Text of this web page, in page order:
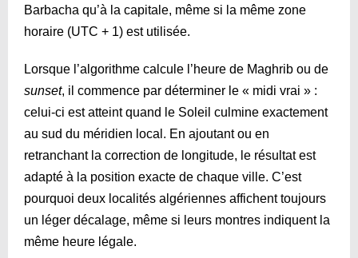
Barbacha qu’à la capitale, même si la même zone
horaire (UTC + 1) est utilisée.
Lorsque l’algorithme calcule l’heure de Maghrib ou de
sunset, il commence par déterminer le « midi vrai » :
celui-ci est atteint quand le Soleil culmine exactement
au sud du méridien local. En ajoutant ou en
retranchant la correction de longitude, le résultat est
adapté à la position exacte de chaque ville. C’est
pourquoi deux localités algériennes affichent toujours
un léger décalage, même si leurs montres indiquent la
même heure légale.